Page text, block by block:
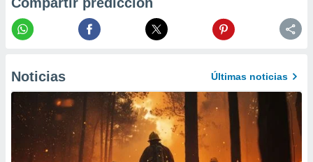
momento
en
en
de
Noticias Últimas noticias